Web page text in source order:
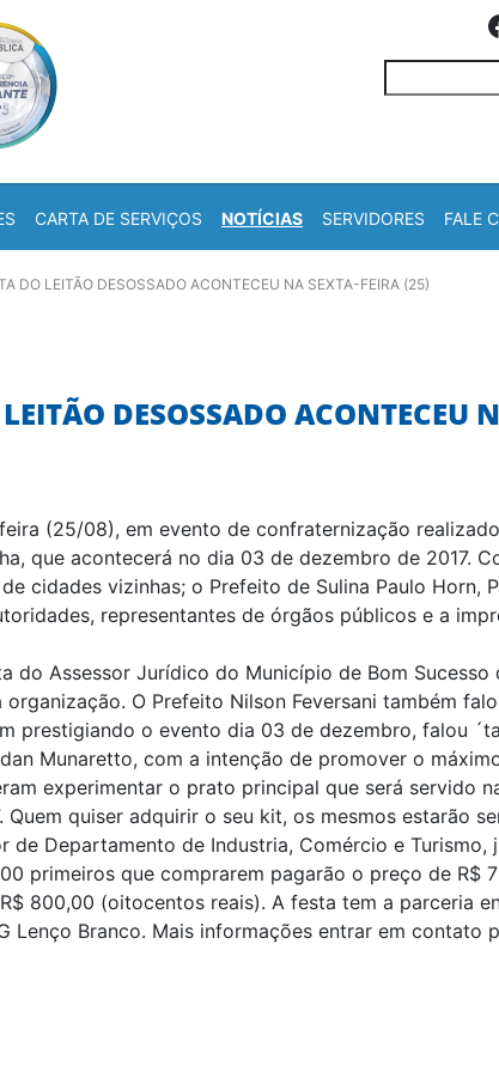
CARTA DE SERVIÇOS NOTÍCIAS SERVIDORES FALE
DO LEITÃO DESOSSADO ACONTECEU NA SEXTA-FEIRA (25)
DESOSSADO ACONTECEU
(25/08), em evento de confraternização
que acontecerá no dia 03 de dezembro de 2017.
cidades vizinhas; o Prefeito de Sulina Paulo Horn,
representantes de órgãos públicos e a
do Assessor Jurídico do Município de Bom Sucesso
O Prefeito Nilson Feversani também
prestigiando o evento dia 03 de dezembro, falou
Munaretto, com a intenção de promover o
experimentar o prato principal que será servido
Quem quiser adquirir o seu kit, os mesmos estarão
Departamento de Industria, Comércio e Turismo,
primeiros que comprarem pagarão o preço de R$
800,00 (oitocentos reais). A festa tem a parceria
Lenço Branco. Mais informações entrar em contato